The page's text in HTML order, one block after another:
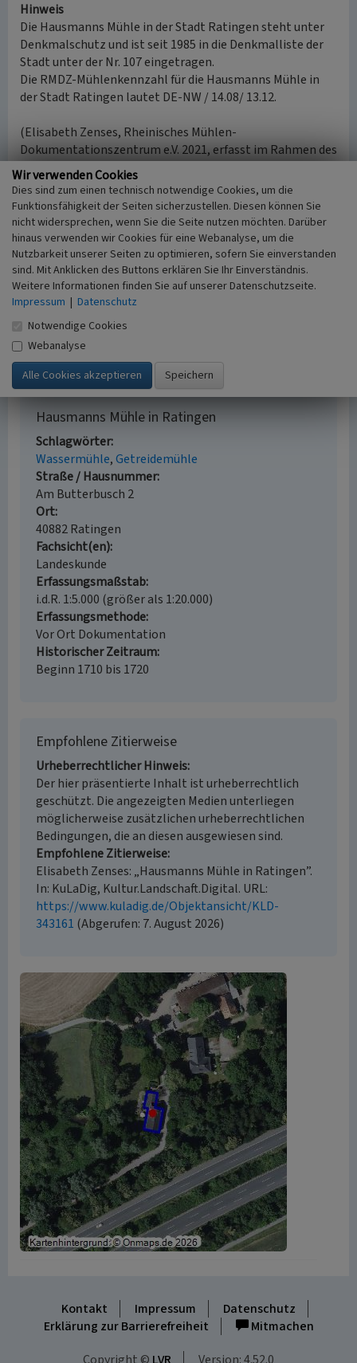
Hinweis
Die Hausmanns Mühle in der Stadt Ratingen steht unter
Denkmalschutz und ist seit 1985 in die Denkmalliste der
Stadt unter der Nr. 107 eingetragen.
Die RMDZ-Mühlenkennzahl für die Hausmanns Mühle in
der Stadt Ratingen lautet DE-NW / 14.08/ 13.12.
(Elisabeth Zenses, Rheinisches Mühlen-
Dokumentationszentrum e.V. 2021, erfasst im Rahmen des
Verbundprojekts „Aufnahme der Mühlen im Rheinland“)
Internet
www.rp-online.de: Ein bewohntes Mühlen-Denkmal im
Schwarzbachtal (abgerufen am 12.09.2021)
Literatur
Vogt, Hans / Verein Niederrhein e.V. (Hrsg.)
(1998) Niederrheinischer Wassermühlenführer.
Krefeld.
Hausmanns Mühle in Ratingen
Schlagwörter
Wassermühle Getreidemühle
Straße / Hausnummer
Am Butterbusch 2
Ort
40882 Ratingen
Fachsicht(en)
Landeskunde
Erfassungsmaßstab
i.d.R. 1:5.000 (größer als 1:20.000)
Erfassungsmethode
Vor Ort Dokumentation
Historischer Zeitraum
Beginn 1710 bis 1720
Empfohlene Zitierweise
Urheberrechtlicher Hinweis
Der hier präsentierte Inhalt ist urheberrechtlich
geschützt. Die angezeigten Medien unterliegen
möglicherweise zusätzlichen urheberrechtlichen
Bedingungen, die an diesen ausgewiesen sind.
Empfohlene Zitierweise
Elisabeth Zenses: „Hausmanns Mühle in Ratingen”.
In: KuLaDig, Kultur.Landschaft.Digital. URL:
https://www.kuladig.de/Objektansicht/KLD-
343161 (Abgerufen: 7. August 2026)
Kontakt Impressum
Datenschutz
Erklärung zur Barrierefreiheit
Mitmachen
Wir verwenden Cookies
Dies sind zum einen technisch notwendige Cookies, um die
Funktionsfähigkeit der Seiten sicherzustellen. Diesen können Sie
nicht widersprechen, wenn Sie die Seite nutzen möchten. Darüber
hinaus verwenden wir Cookies für eine Webanalyse, um die
Nutzbarkeit unserer Seiten zu optimieren, sofern Sie einverstanden
sind. Mit Anklicken des Buttons erklären Sie Ihr Einverständnis.
Weitere Informationen finden Sie auf unserer Datenschutzseite.
Impressum | Datenschutz
Notwendige Cookies
Webanalyse